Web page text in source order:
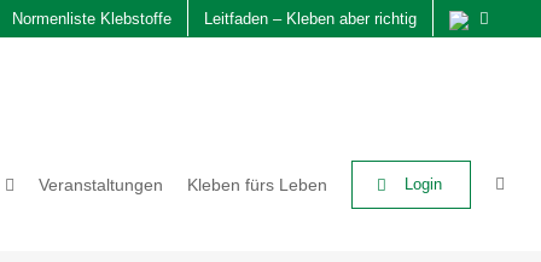
Normenliste Klebstoffe Leitfaden – Kleben aber richtig
Veranstaltungen Kleben fürs Leben Login